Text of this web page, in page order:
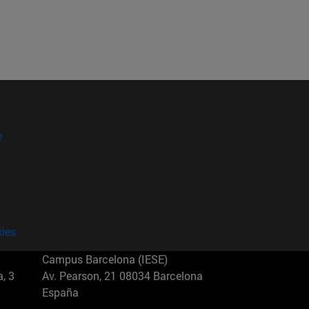
3
Campus Barcelona (IESE)
Av. Pearson, 21 08034 Barcelona
España